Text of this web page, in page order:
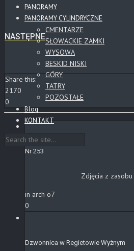
PANORAMY
PANORAMY CYLINDRYCZNE
CMENTARZE
SŁOWACKIE ZAMKI
WYSOWA
BESKID NISKI
GÓRY
TATRY
POZOSTAŁE
Blog
KONTAKT
NASTĘPNE
Share this:
2170
0
Nr 253
Zdjęcia z zasobu
in arch o7
0
Dzwonnica w Regietowie Wyżnym